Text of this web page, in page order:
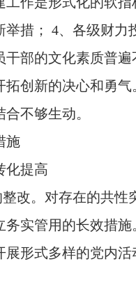
措； 4、各级财力
部的文化素质普
创新的决心和勇
不够生动。
施
化提高
改。对存在的共性
实管用的长效措
展形式多样的党内